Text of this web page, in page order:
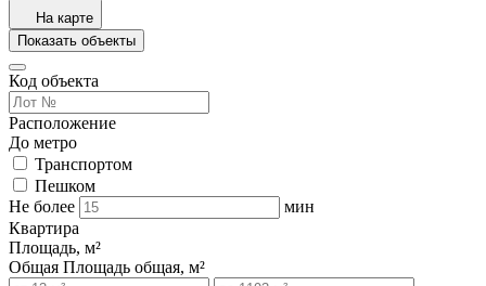
На карте
Показать объекты
Код объекта
Расположение
До метро
Транспортом
Пешком
Не более
мин
Квартира
Площадь, м²
Общая Площадь общая, м²